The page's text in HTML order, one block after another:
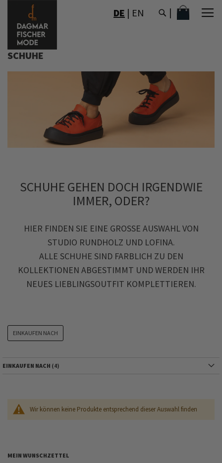
ZUM
DE | EN MEIN
SCHUHE
SCHUHE GEHEN DOCH IRGENDWIE
IMMER, ODER?
HIER FINDEN SIE EINE GROSSE AUSWAHL VON S
TUDIO RUNDHOLZ UND LOFINA.
ALLE SCHUHE SIND FARBLICH ZU DEN
KOLLEKTIONEN ABGESTIMMT UND WERDEN IHR
NEUES LIEBLINGSOUTFIT KOMPLETTIEREN.
Wir können keine Produkte entsprechend dieser Auswahl finden
EINKAUFEN NACH
EINKAUFEN NACH
MEIN WUNSCHZETTEL